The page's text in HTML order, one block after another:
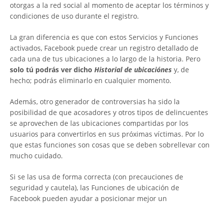
otorgas a la red social al momento de aceptar los términos y
condiciones de uso durante el registro.
La gran diferencia es que con estos Servicios y Funciones
activados, Facebook puede crear un registro detallado de
cada una de tus ubicaciones a lo largo de la historia. Pero
solo tú podrás ver dicho Historial de ubicaciónes y, de
hecho; podrás eliminarlo en cualquier momento.
Además, otro generador de controversias ha sido la
posibilidad de que acosadores y otros tipos de delincuentes
se aprovechen de las ubicaciones compartidas por los
usuarios para convertirlos en sus próximas víctimas. Por lo
que estas funciones son cosas que se deben sobrellevar con
mucho cuidado.
Si se las usa de forma correcta (con precauciones de
seguridad y cautela), las Funciones de ubicación de
Facebook pueden ayudar a posicionar mejor un